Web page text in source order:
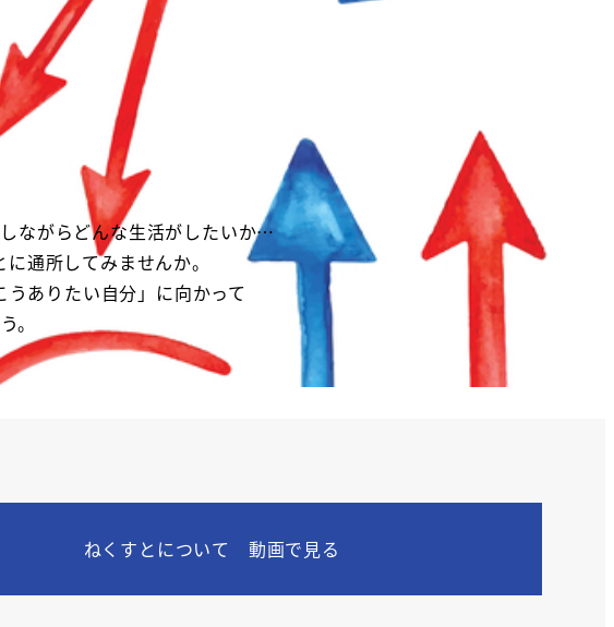
ながらどんな生活がしたいか…
通所してみませんか。
ありたい自分」に向かって
。
ねくすとについて 動画で見る